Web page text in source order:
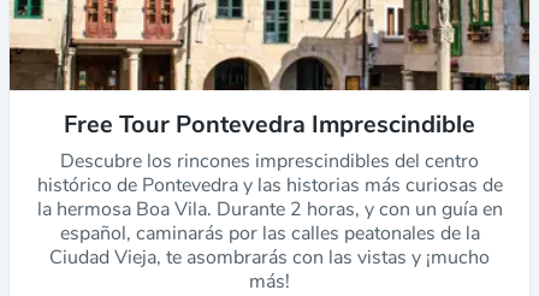
Free Tour Pontevedra Imprescindible
Descubre los rincones imprescindibles del centro
histórico de Pontevedra y las historias más curiosas de
la hermosa Boa Vila. Durante 2 horas, y con un guía en
español, caminarás por las calles peatonales de la
Ciudad Vieja, te asombrarás con las vistas y ¡mucho
más!